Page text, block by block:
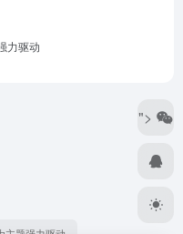
力驱动
">